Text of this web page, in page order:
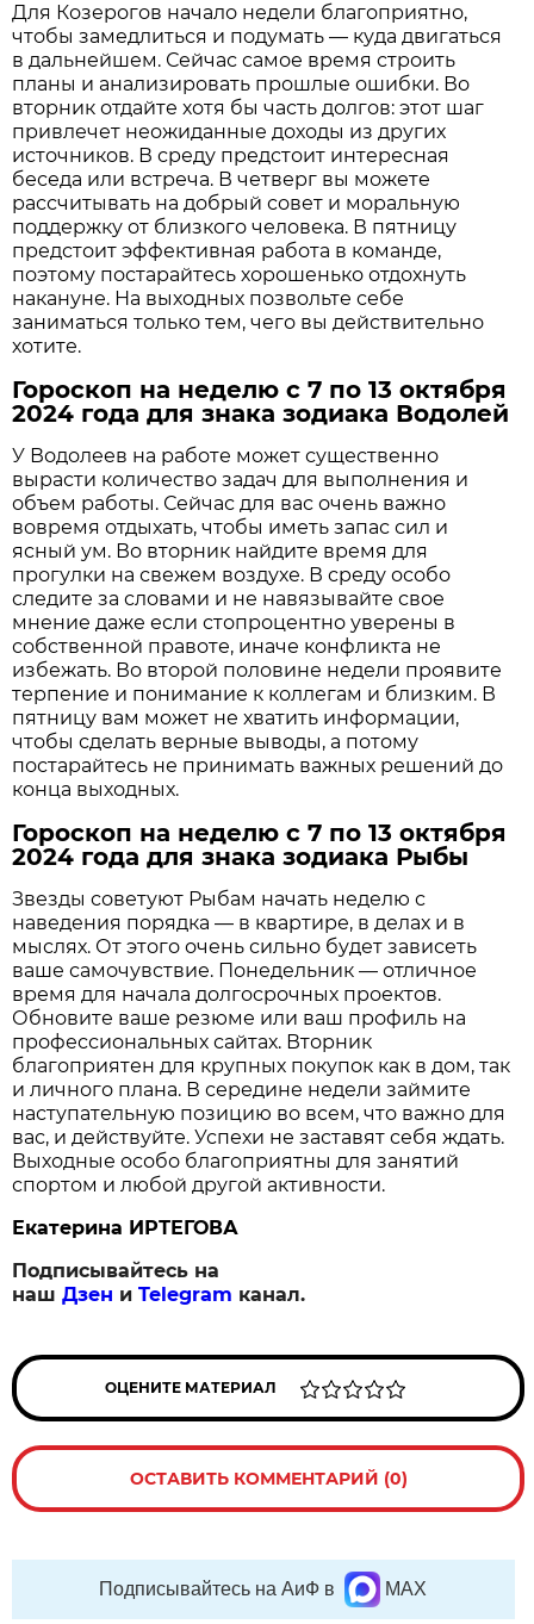
Для Козерогов начало недели благоприятно,
чтобы замедлиться и подумать — куда двигаться
в дальнейшем. Сейчас самое время строить
планы и анализировать прошлые ошибки. Во
вторник отдайте хотя бы часть долгов: этот шаг
привлечет неожиданные доходы из других
источников. В среду предстоит интересная
беседа или встреча. В четверг вы можете
рассчитывать на добрый совет и моральную
поддержку от близкого человека. В пятницу
предстоит эффективная работа в команде,
поэтому постарайтесь хорошенько отдохнуть
накануне. На выходных позвольте себе
заниматься только тем, чего вы действительно
хотите.
Гороскоп на неделю с 7 по 13 октября
2024 года для знака зодиака Водолей
У Водолеев на работе может существенно
вырасти количество задач для выполнения и
объем работы. Сейчас для вас очень важно
вовремя отдыхать, чтобы иметь запас сил и
ясный ум. Во вторник найдите время для
прогулки на свежем воздухе. В среду особо
следите за словами и не навязывайте свое
мнение даже если стопроцентно уверены в
собственной правоте, иначе конфликта не
избежать. Во второй половине недели проявите
терпение и понимание к коллегам и близким. В
пятницу вам может не хватить информации,
чтобы сделать верные выводы, а потому
постарайтесь не принимать важных решений до
конца выходных.
Гороскоп на неделю с 7 по 13 октября
2024 года для знака зодиака Рыбы
Звезды советуют Рыбам начать неделю с
наведения порядка — в квартире, в делах и в
мыслях. От этого очень сильно будет зависеть
ваше самочувствие. Понедельник — отличное
время для начала долгосрочных проектов.
Обновите ваше резюме или ваш профиль на
профессиональных сайтах. Вторник
благоприятен для крупных покупок как в дом, так
и личного плана. В середине недели займите
наступательную позицию во всем, что важно для
вас, и действуйте. Успехи не заставят себя ждать.
Выходные особо благоприятны для занятий
спортом и любой другой активности.
Екатерина ИРТЕГОВА
Подписывайтесь на
нашДзен иTelegram канал.
ОЦЕНИТЕ МАТЕРИАЛ
ОСТАВИТЬ КОММЕНТАРИЙ (0)
Подписывайтесь на АиФ в MAX